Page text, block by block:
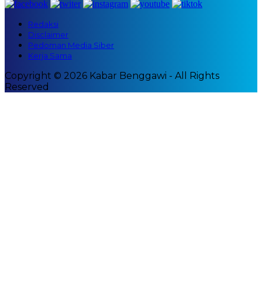
Redaksi
Disclaimer
Pedoman Media Siber
Kerja Sama
Copyright © 2026 Kabar Benggawi - All Rights
Reserved